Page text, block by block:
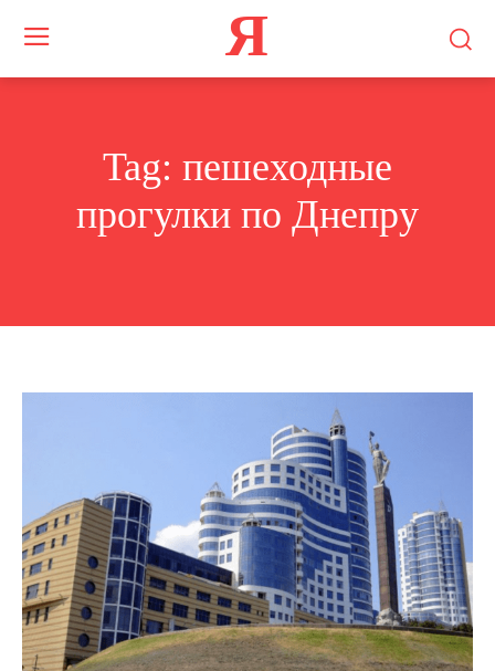
Я
Tag: пешеходные
прогулки по Днепру